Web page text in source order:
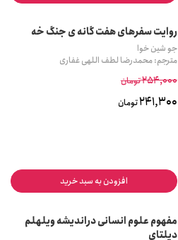
روایت سفرهای هفت گانه ی جنگ خه
جو شین خوا
مترجم: محمدرضا لطف اللهی غفاری
254,000تومان
241,300تومان
افزودن به سبد خرید
مفهوم علوم انسانی دراندیشه ویلهلم
دیلتای